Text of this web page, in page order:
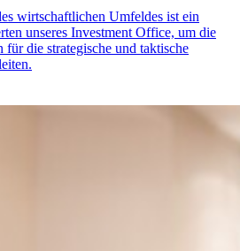
wirtschaftlichen Umfeldes ist ein
unseres Investment Office, um die
die strategische und taktische